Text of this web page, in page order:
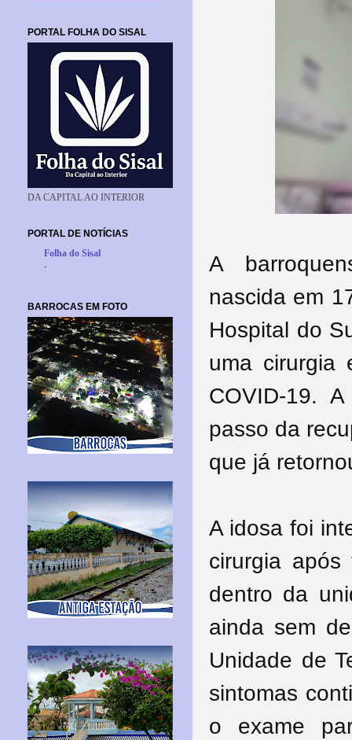
A
nascida em
Hospital do
uma cirurgia
COVID-19.
passo da
que já
A idosa foi
cirurgia
dentro da
ainda sem
Unidade de
sintomas
o exame
PORTAL FOLHA DO SISAL
DA CAPITAL AO INTERIOR
PORTAL DE NOTÍCIAS
Folha do Sisal
-
BARROCAS EM FOTO